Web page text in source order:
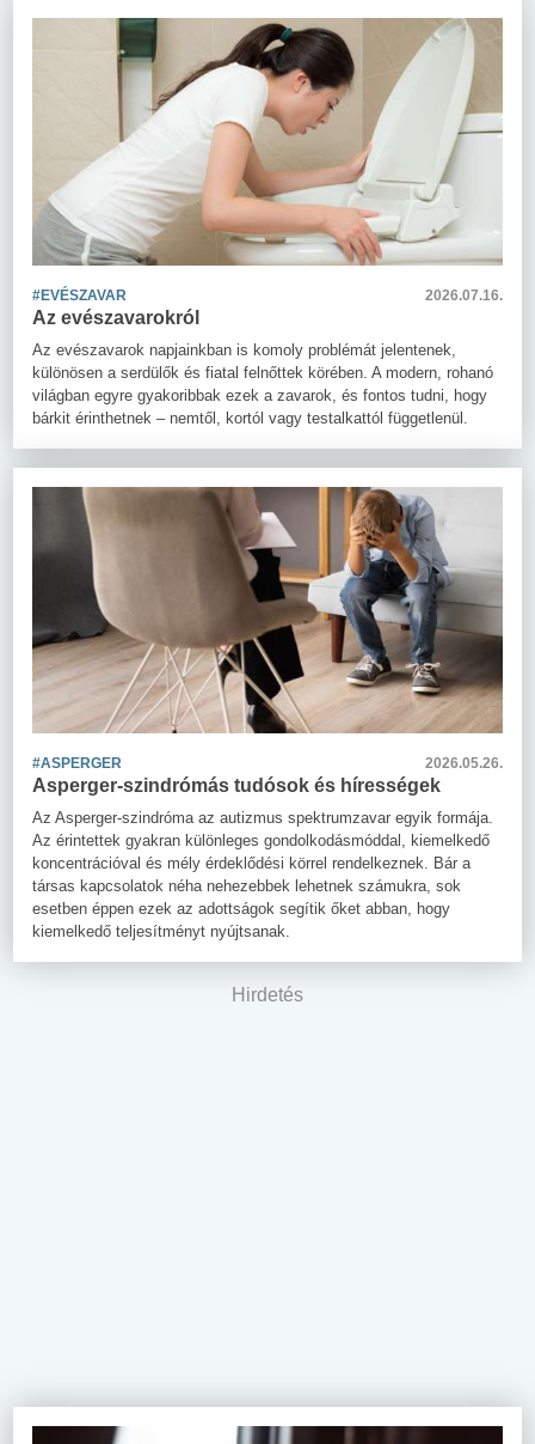
#EVÉSZAVAR 2026.07.16.
Az evészavarokról
Az evészavarok napjainkban is komoly problémát jelentenek,
különösen a serdülők és fiatal felnőttek körében. A modern, rohanó
világban egyre gyakoribbak ezek a zavarok, és fontos tudni, hogy
bárkit érinthetnek – nemtől, kortól vagy testalkattól függetlenül.
#ASPERGER 2026.05.26.
Asperger-szindrómás tudósok és hírességek
Az Asperger-szindróma az autizmus spektrumzavar egyik formája.
Az érintettek gyakran különleges gondolkodásmóddal, kiemelkedő
koncentrációval és mély érdeklődési körrel rendelkeznek. Bár a
társas kapcsolatok néha nehezebbek lehetnek számukra, sok
esetben éppen ezek az adottságok segítik őket abban, hogy
kiemelkedő teljesítményt nyújtsanak.
Hirdetés